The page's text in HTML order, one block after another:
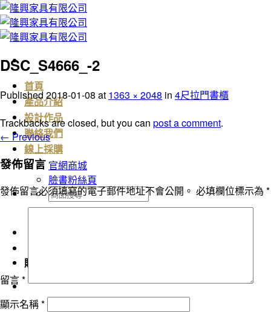
Skip
to
content
首頁
產品介紹
設計作品
聯絡我們
線上採購
官網商城
臉書粉絲頁
搜
尋
購物車
DSC_S4666_-2
Published2018-01-08 at 1363 × 2048 in 4尺拉門書櫃
Trackbacks are closed, but you can post a comment.
← Previous
發佈留言
發佈留言必須填寫的電子郵件地址不會公開。 必填欄位標示為 *
留言*
顯示名稱*